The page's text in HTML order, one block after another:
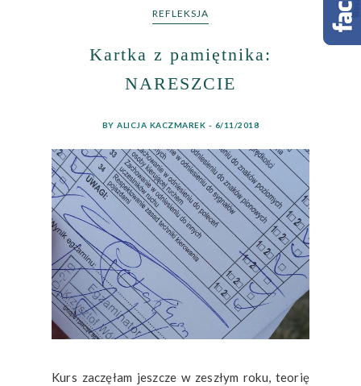
REFLEKSJA
Kartka z pamiętnika:
NARESZCIE
BY ALICJA KACZMAREK - 6/11/2018
Kurs zaczęłam jeszcze w zeszłym roku, teorię